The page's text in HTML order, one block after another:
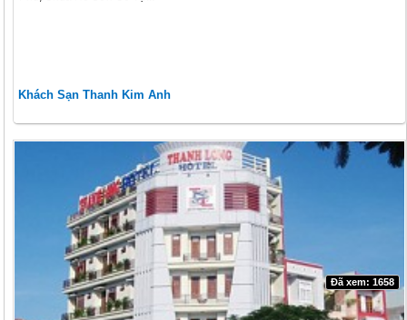
Khách Sạn Thanh Kim Anh
Đã xem: 1658